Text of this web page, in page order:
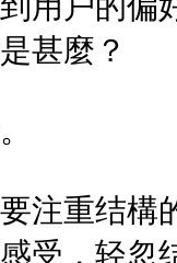
甚麼？
注重结構
受，轻忽